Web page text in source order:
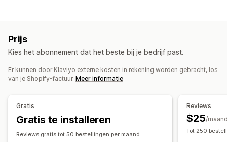
Mediagalerijen
Samenvattingen van recensies Q&A
Productgroepering
Filteren Rich snippets
Formulieren
Automatiseringen
Prijs
Kies het abonnement dat het beste bij je bedrijf past.
Er kunnen door Klaviyo externe kosten in rekening worden gebracht, los
van je Shopify-factuur. Meer informatie
Gratis
Gratis te installeren
Reviews gratis tot 50 bestellingen per maand.
Reviews
$25/
Tot 250